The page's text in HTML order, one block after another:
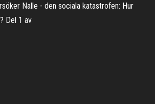
Nalle - den sociala katastrofen: Hur
Del 1 av